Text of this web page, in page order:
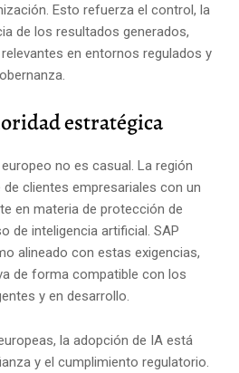
Esto refuerza el control, la
de los resultados generados,
en entornos regulados y
estratégica
no es casual. La región
clientes empresariales con un
en materia de protección de
de inteligencia artificial. SAP
alineado con estas exigencias,
de forma compatible con los
y en desarrollo.
la adopción de IA está
y el cumplimiento regulatorio.